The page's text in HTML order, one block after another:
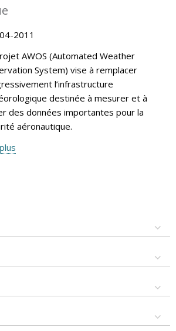
2011
AWOS (Automated Weather
System) vise à remplacer
l’infrastructure
destinée à mesurer et à
des données importantes pour la
aéronautique.